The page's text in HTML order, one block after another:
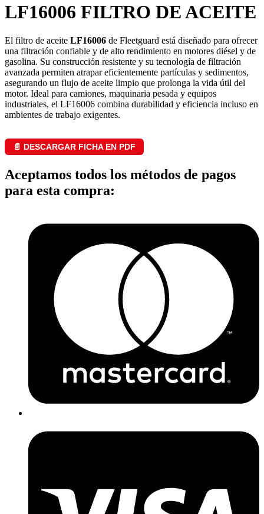
LF16006 FILTRO DE ACEITE
El filtro de aceite LF16006 de Fleetguard está diseñado para ofrecer
una filtración confiable y de alto rendimiento en motores diésel y de
gasolina. Su construcción resistente y su tecnología de filtración
avanzada permiten atrapar eficientemente partículas y sedimentos,
asegurando un flujo de aceite limpio que prolonga la vida útil del
motor. Ideal para camiones, maquinaria pesada y equipos
industriales, el LF16006 combina durabilidad y eficiencia incluso en
ambientes de trabajo exigentes.
📄 DESCARGAR FICHA EN PDF
Aceptamos todos los métodos de pagos
para esta compra: